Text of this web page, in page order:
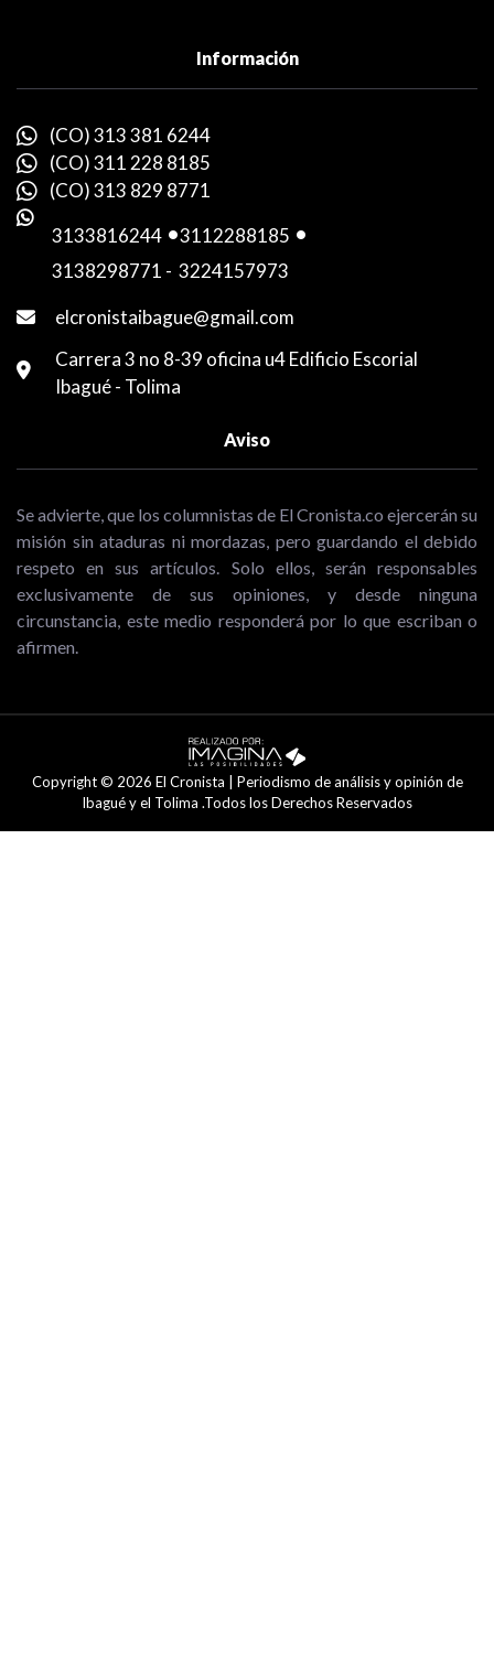
Información
(CO) 313 381 6244
(CO) 311 228 8185
(CO) 313 829 8771
3133816244 -3112288185 -
3138298771 - 3224157973
elcronistaibague@gmail.com
Carrera 3 no 8-39 oficina u4 Edificio Escorial
Ibagué - Tolima
Aviso
Se advierte, que los columnistas de El Cronista.co ejercerán su
misión sin ataduras ni mordazas, pero guardando el debido
respeto en sus artículos. Solo ellos, serán responsables
exclusivamente de sus opiniones, y desde ninguna
circunstancia, este medio responderá por lo que escriban o
afirmen.
Copyright © 2026 El Cronista | Periodismo de análisis y opinión de
Ibagué y el Tolima .Todos los Derechos Reservados